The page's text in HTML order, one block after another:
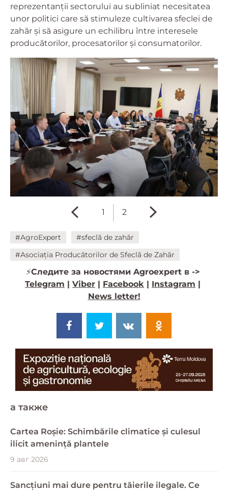
reprezentanții sectorului au subliniat necesitatea
unor politici care să stimuleze cultivarea sfeclei de
zahăr și să asigure un echilibru între interesele
producătorilor, procesatorilor și consumatorilor.
1 2
#AgroExpert
#sfeclă de zahăr
#Asociația Producătorilor de Sfeclă de Zahăr
⚡️Следите за новостями Agroexpert в ->
Telegram
Viber Facebook Instagram
News letter!
a также
Cartea Roșie: Schimbările climatice și culesul
ilicit amenință plantele
9 авг 2026
Sancțiuni mai dure pentru tăierile ilegale. Ce